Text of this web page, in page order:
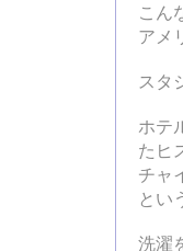
こん
アメ
スタ
ホテ
たヒ
チャ
とい
洗濯